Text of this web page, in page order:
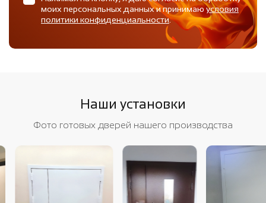
моих персональных данных и принимаюусловия
политики конфиденциальности.
Наши установки
Фото готовых дверей нашего производства